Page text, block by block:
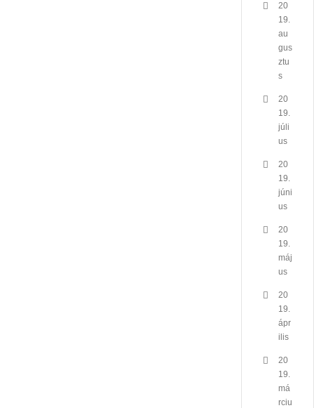
20
19.
au
gus
ztu
s
20
19.
júli
us
20
19.
júni
us
20
19.
máj
us
20
19.
ápr
ilis
20
19.
má
rciu